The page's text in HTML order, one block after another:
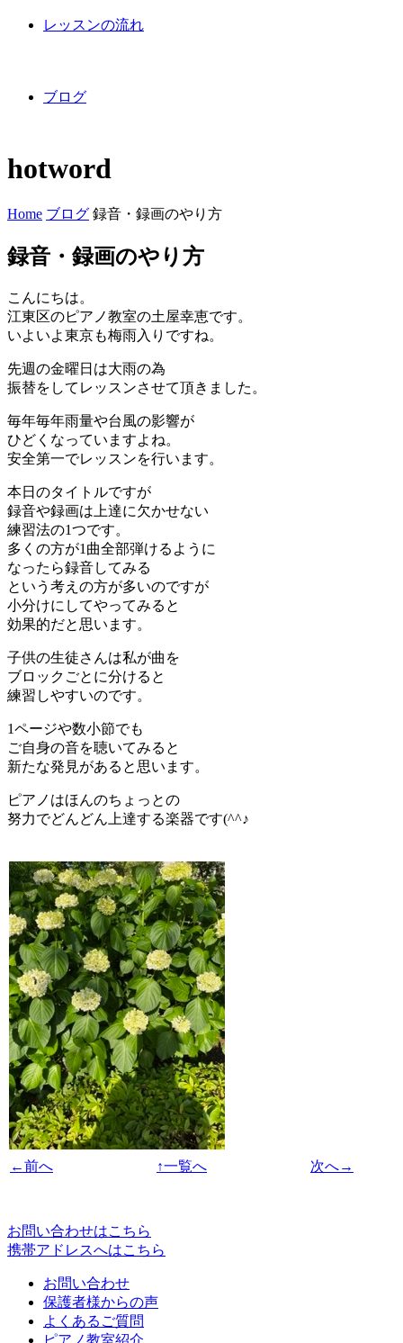
レッスンの流れ
ブログ
hotword
Home ブログ 録音・録画のやり方
録音・録画のやり方
こんにちは。
江東区のピアノ教室の土屋幸恵です。
いよいよ東京も梅雨入りですね。
先週の金曜日は大雨の為
振替をしてレッスンさせて頂きました。
毎年毎年雨量や台風の影響が
ひどくなっていますよね。
安全第一でレッスンを行います。
本日のタイトルですが
録音や録画は上達に欠かせない
練習法の1つです。
多くの方が1曲全部弾けるように
なったら録音してみる
という考えの方が多いのですが
小分けにしてやってみると
効果的だと思います。
子供の生徒さんは私が曲を
ブロックごとに分けると
練習しやすいのです。
1ページや数小節でも
ご自身の音を聴いてみると
新たな発見があると思います。
ピアノはほんのちょっとの
努力でどんどん上達する楽器です(^^♪
←前へ ↑一覧へ 次へ→
お問い合わせはこちら
携帯アドレスへはこちら
お問い合わせ
保護者様からの声
よくあるご質問
ピアノ教室紹介